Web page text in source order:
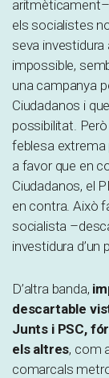
aritmèticament–
els socialistes
seva investidura
impossible,
una campanya
Ciudadanos i
possibilitat.
feblesa extrema
a favor que en
Ciudadanos, el
en contra. Això
socialista
investidura d’un
D’altra banda,
descartable
Junts i PSC,
els altres, com
comarcals